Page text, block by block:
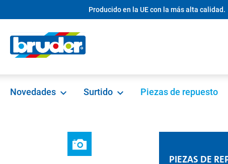
Saltar a la navegación principalProducido en la UE con la más alta calidad.
Novedades Surtido Piezas de repuesto
PIEZAS DE